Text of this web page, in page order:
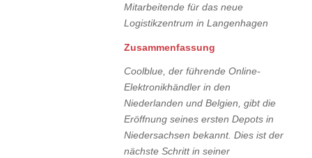
Mitarbeitende für das neue
Logistikzentrum in Langenhagen
Zusammenfassung
Coolblue, der führende Online-
Elektronikhändler in den
Niederlanden und Belgien, gibt die
Eröffnung seines ersten Depots in
Niedersachsen bekannt. Dies ist der
nächste Schritt in seiner